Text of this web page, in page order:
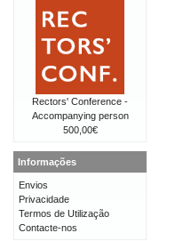
Rectors' Conference -
Accompanying person
500,00€
Informações
Envios
Privacidade
Termos de Utilização
Contacte-nos